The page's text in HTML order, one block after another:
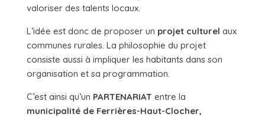
valoriser des talents locaux.
L’idée est donc de proposer un projet culturel aux
communes rurales. La philosophie du projet
consiste aussi à impliquer les habitants dans son
organisation et sa programmation.
C’est ainsi qu’un PARTENARIAT entre la
municipalité de Ferrières-Haut-Clocher,